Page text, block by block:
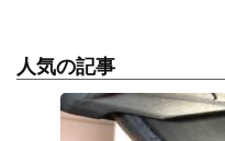
人気の記事